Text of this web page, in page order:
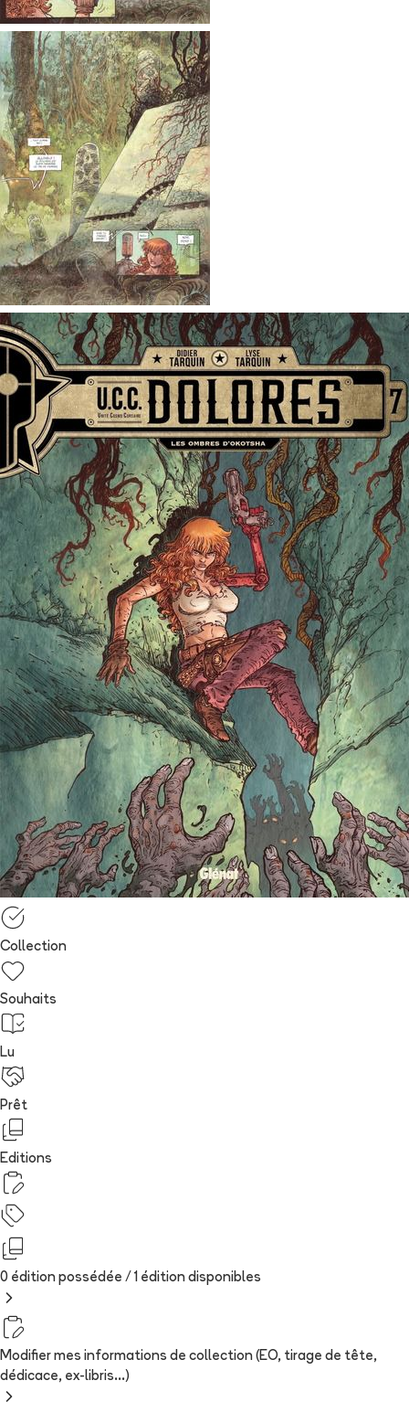
Collection
Souhaits
Lu
Prêt
Editions
0 édition possédée / 1 édition disponibles
Modifier mes informations de collection (EO, tirage de tête,
dédicace, ex-libris...)